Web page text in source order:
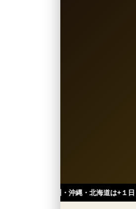
縄・北海道は+１日 離島などは更に+